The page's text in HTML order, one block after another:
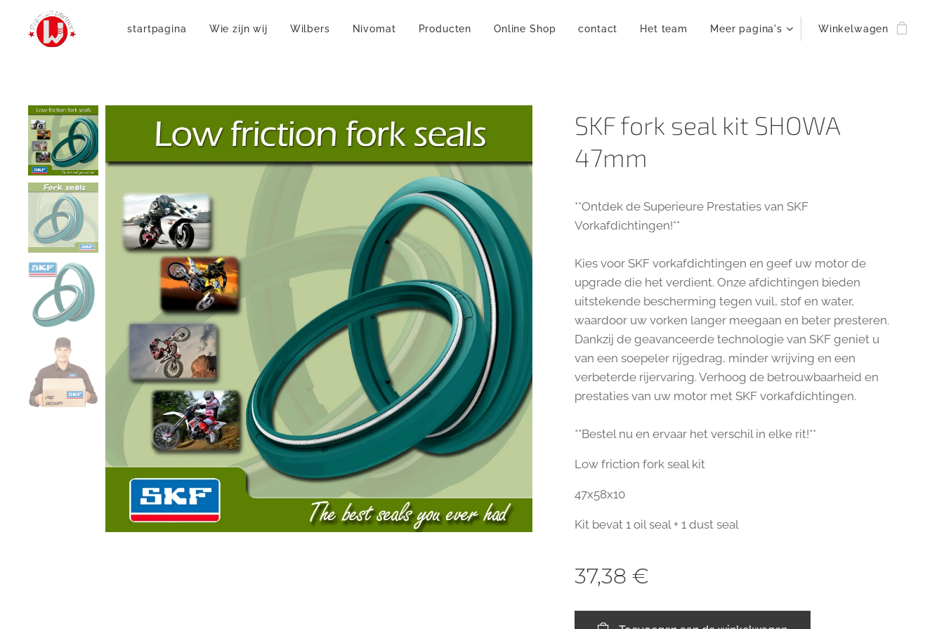
startpagina Wie zijn wij Wilbers Nivomat Producten Online Shop contact Het team Meer pagina's Winkelwagen
SKF fork seal kit SHOWA
47mm
**Ontdek de Superieure Prestaties van SKF
Vorkafdichtingen!**
Kies voor SKF vorkafdichtingen en geef uw motor de
upgrade die het verdient. Onze afdichtingen bieden
uitstekende bescherming tegen vuil, stof en water,
waardoor uw vorken langer meegaan en beter presteren.
Dankzij de geavanceerde technologie van SKF geniet u
van een soepeler rijgedrag, minder wrijving en een
verbeterde rijervaring. Verhoog de betrouwbaarheid en
prestaties van uw motor met SKF vorkafdichtingen.
**Bestel nu en ervaar het verschil in elke rit!**
Low friction fork seal kit
47x58x10
Kit bevat 1 oil seal + 1 dust seal
37,38 €